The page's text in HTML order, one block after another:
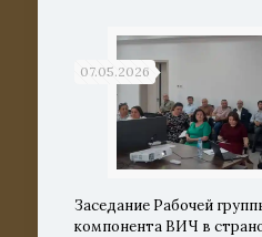
07.05.2026
Заседание Рабочей
компонента ВИЧ в